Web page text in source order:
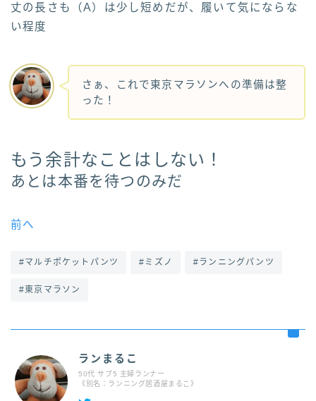
丈の長さも（A）は少し短めだが、履いて気にならな
い程度
さぁ、これで東京マラソンへの準備は整
った！
もう余計なことはしない！
あとは本番を待つのみだ
前へ
#マルチポケットパンツ #ミズノ #ランニングパンツ
#東京マラソン
ランまるこ
50代 サブ5 主婦ランナー
《別名：ランニング居酒屋まるこ》